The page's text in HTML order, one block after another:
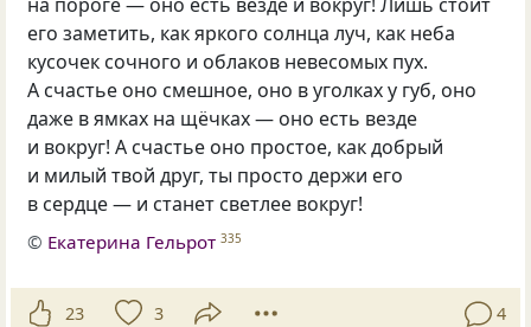
его заметить, как яркого солнца луч, как неба
кусочек сочного и облаков невесомых пух.
А счастье оно смешное, оно в уголках у губ, оно
даже в ямках на щёчках — оно есть везде
и вокруг! А счастье оно простое, как добрый
и милый твой друг, ты просто держи его
в сердце — и станет светлее вокруг!
© Екатерина Гельрот 335
23 3 4